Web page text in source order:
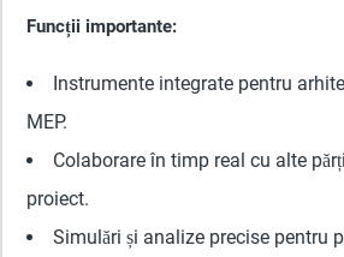
Funcții importante:
Instrumente integrate pentru
MEP.
Colaborare în timp real cu alte
proiect.
Simulări și analize precise pentru